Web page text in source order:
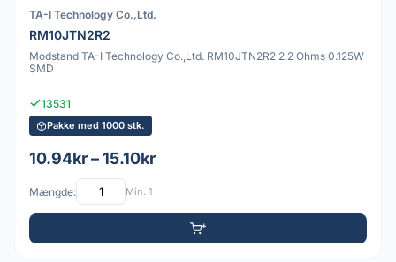
TA-I Technology Co.,Ltd.
RM10JTN2R2
Modstand TA-I Technology Co.,Ltd. RM10JTN2R2 2.2 Ohms 0.125W
SMD
13531
Pakke med 1000 stk.
10.94kr – 15.10kr
Mængde: Min: 1